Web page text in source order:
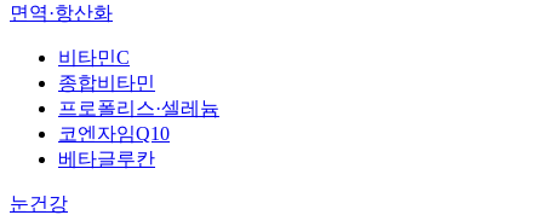
면역·항산화
비타민C
종합비타민
프로폴리스·셀레늄
코엔자임Q10
베타글루칸
눈건강